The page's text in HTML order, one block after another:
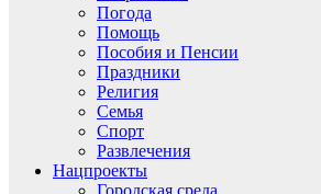
Погода
Помощь
Пособия и Пенсии
Праздники
Религия
Семья
Спорт
Развлечения
Нацпроекты
Городская среда